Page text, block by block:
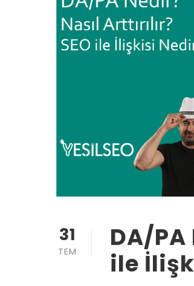
31
TEM
DA/PA
ile